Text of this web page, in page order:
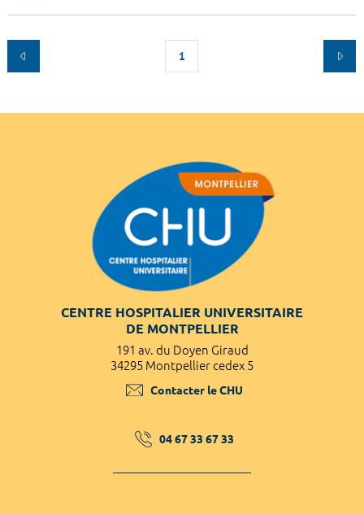
1
CENTRE HOSPITALIER UNIVERSITAIRE
DE MONTPELLIER
191 av. du Doyen Giraud
34295 Montpellier cedex 5
Contacter le CHU
04 67 33 67 33